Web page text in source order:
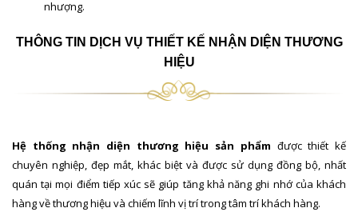
nhượng.
THÔNG TIN DỊCH VỤ THIẾT KẾ NHẬN DIỆN THƯƠNG
HIỆU
Hệ thống nhận diện thương hiệu sản phẩm được thiết kế
chuyên nghiệp, đẹp mắt, khác biệt và được sử dụng đồng bộ, nhất
quán tại mọi điểm tiếp xúc sẽ giúp tăng khả năng ghi nhớ của khách
hàng về thương hiệu và chiếm lĩnh vị trí trong tâm trí khách hàng.